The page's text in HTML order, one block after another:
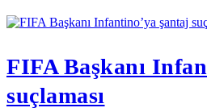
FIFA Başkanı
suçlaması